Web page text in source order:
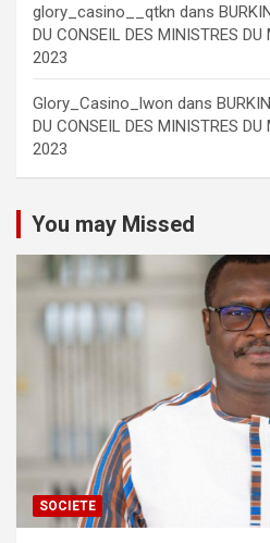
glory_casino__qtkn dans
DU CONSEIL DES MINISTRES DU
2023
Glory_Casino_lwon dans
DU CONSEIL DES MINISTRES DU
2023
You may Missed
SOCIETE